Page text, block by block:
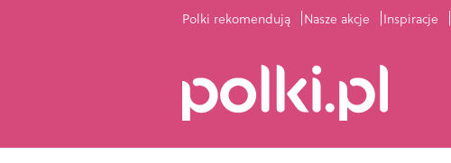
Polki rekomendują Nasze akcje Inspiracje